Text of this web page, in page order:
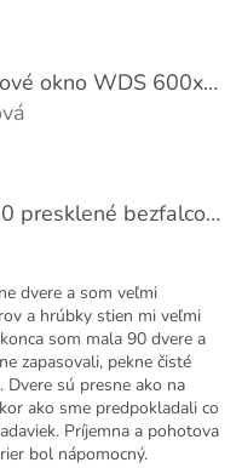
Jednokrídlové plastové okno WDS 600x1000
5 hviezdičiek.
Dvere BERGAMO 50 presklené bezfalcové EXTRA
5 hviezdičiek.
dvere a som veľmi
a hrúbky stien mi veľmi
som mala 90 dvere a
zapasovali, pekne čisté
Dvere sú presne ako na
ako sme predpokladali co
Príjemna a pohotova
bol nápomocný.